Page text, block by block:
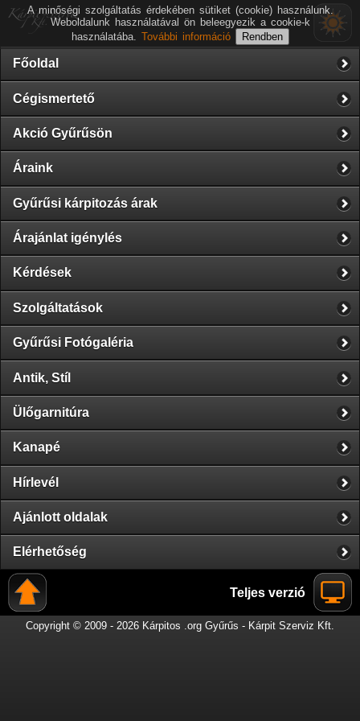
Főoldal
Cégismertető
Akció Gyűrűsön
Áraink
Gyűrűsi kárpitozás árak
Árajánlat igénylés
Kérdések
Szolgáltatások
Gyűrűsi Fotógaléria
Antik, Stíl
Ülőgarnitúra
Kanapé
Hírlevél
Ajánlott oldalak
Elérhetőség
Teljes verzió
Copyright © 2009 - 2026 Kárpitos .org Gyűrűs - Kárpit Szerviz Kft.
A minőségi szolgáltatás érdekében sütiket (cookie) használunk.
Weboldalunk használatával ön beleegyezik a cookie-k
használatába. További információ